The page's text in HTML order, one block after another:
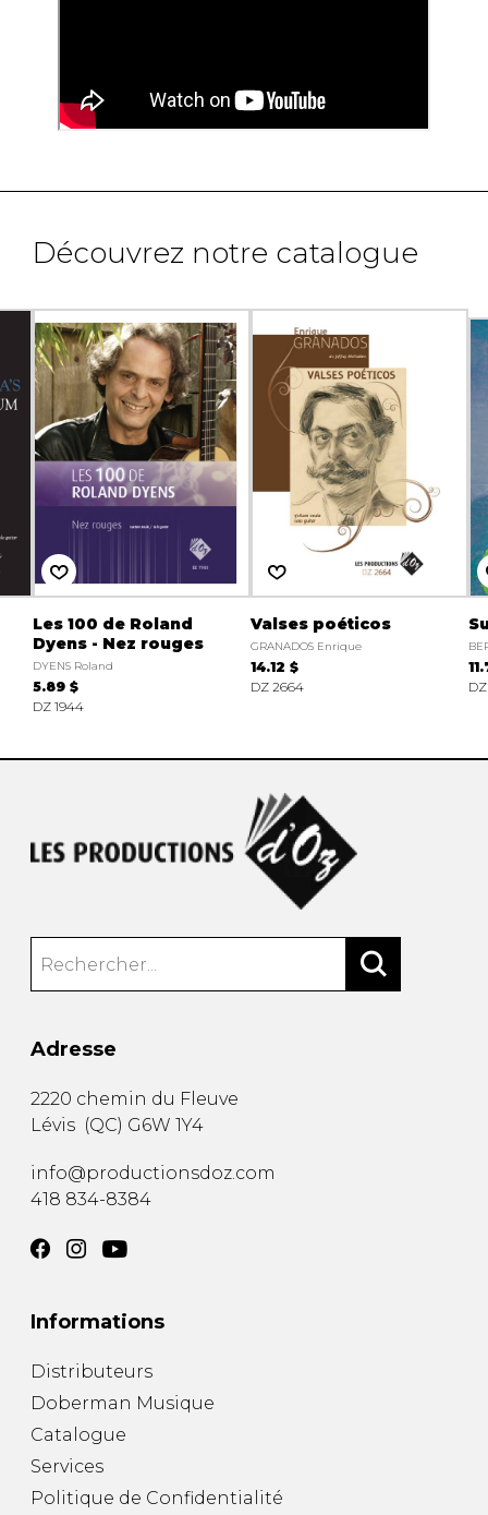
Découvrez notre catalogue
Les 100 de Roland
Dyens - Nez rouges
DYENS Roland
5.89 $
DZ 1944
Valses poéticos
GRANADOS Enrique
14.12 $
DZ 2664
Adresse
2220 chemin du Fleuve
Lévis (QC) G6W 1Y4
info@productionsdoz.com
418 834-8384
Informations
Distributeurs
Doberman Musique
Catalogue
Services
Politique de Confidentialité